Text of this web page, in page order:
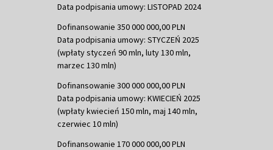
Data podpisania umowy: LISTOPAD 2024
Dofinansowanie 350 000 000,00 PLN
Data podpisania umowy: STYCZEŃ 2025
(wpłaty styczeń 90 mln, luty 130 mln,
marzec 130 mln)
Dofinansowanie 300 000 000,00 PLN
Data podpisania umowy: KWIECIEŃ 2025
(wpłaty kwiecień 150 mln, maj 140 mln,
czerwiec 10 mln)
Dofinansowanie 170 000 000,00 PLN